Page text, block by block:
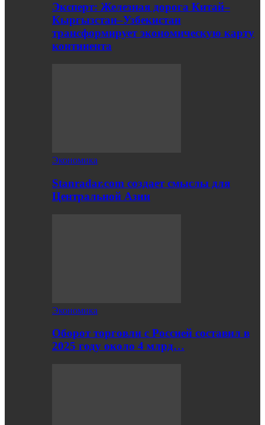
Эксперт: Железная дорога Китай–
Кыргызстан–Узбекистан
трансформирует экономическую карту
континента
Экономика
Stanradar.com создает смыслы для
Центральной Азии
Экономика
Оборот торговли с Россией составил в
2025 году около 4 млрд…